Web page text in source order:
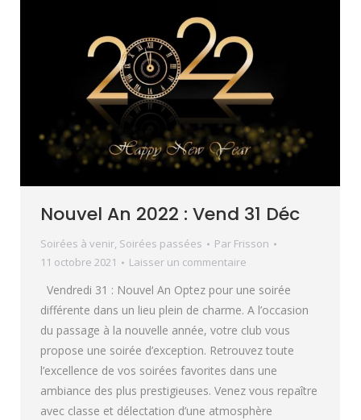
Nouvel An 2022 : Vend 31 Déc
Soirées à venir, Soirées passées Par Frisson
11 octobre 2021
Laisser un commentaire
Vendredi 31 : Nouvel An Optez pour une soirée
différente dans un lieu plein de charme. A l’occasion
du passage à la nouvelle année, votre club vous
propose une soirée d’exception. Retrouvez toute
l’excellence de vos soirées favorites dans une
ambiance des plus prestigieuses. Venez vous repaître
avec classe et délectation d’une atmosphère